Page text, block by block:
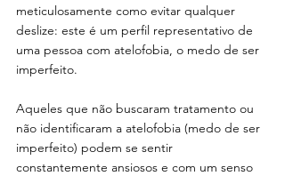
meticulosamente como evitar qualquer
deslize: este é um perfil representativo de
uma pessoa com atelofobia, o medo de ser
imperfeito.
Aqueles que não buscaram tratamento ou
não identificaram a atelofobia (medo de ser
imperfeito) podem se sentir
constantemente ansiosos e com um senso